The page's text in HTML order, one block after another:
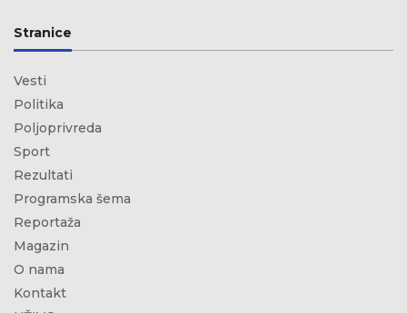
Stranice
Vesti
Politika
Poljoprivreda
Sport
Rezultati
Programska šema
Reportaža
Magazin
O nama
Kontakt